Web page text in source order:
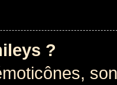
?